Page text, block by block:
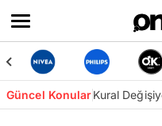
Güncel KonularKural